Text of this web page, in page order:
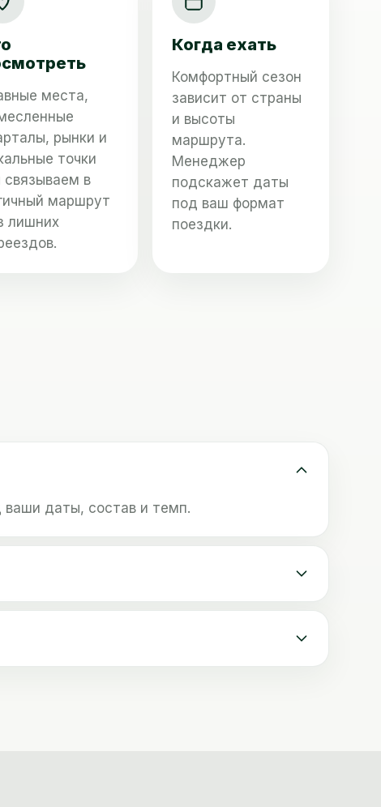
места,
рынки и
точки
в
маршрут
лишних
Когда ехать
Комфортный сезон
зависит от страны
и высоты
маршрута.
Менеджер
подскажет даты
под ваш формат
поездки.
даты, состав и темп.